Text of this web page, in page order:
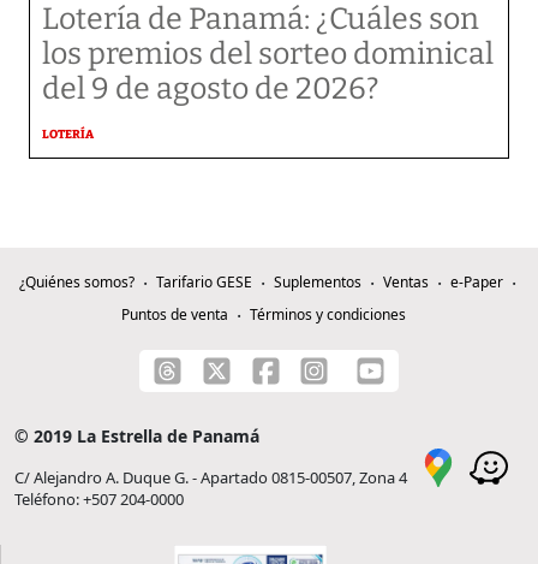
Lotería de Panamá: ¿Cuáles son
los premios del sorteo dominical
del 9 de agosto de 2026?
LOTERÍA
¿Quiénes somos? Tarifario GESE Suplementos Ventas
e-Paper
Puntos de venta
Términos y condiciones
© 2019 La Estrella de Panamá
C/ Alejandro A. Duque G. - Apartado 0815-00507, Zona 4
Teléfono: +507 204-0000